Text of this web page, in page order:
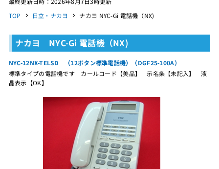
TOP
日立・ナカヨ ナカヨ NYC-Gi 電話機（NX)
ナカヨ NYC-Gi 電話機（NX)
NYC-12NX-TELSD （12ボタン標準電話機）（DGF25-100A）
標準タイプの電話機です カールコード【美品】 示名条【未記入】 液
晶表示【OK】